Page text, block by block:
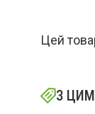
Цей
З